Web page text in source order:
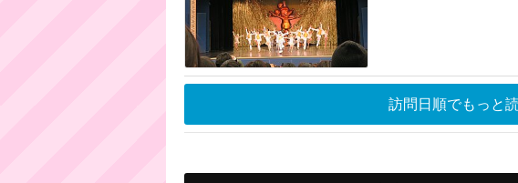
訪問日順でもっと